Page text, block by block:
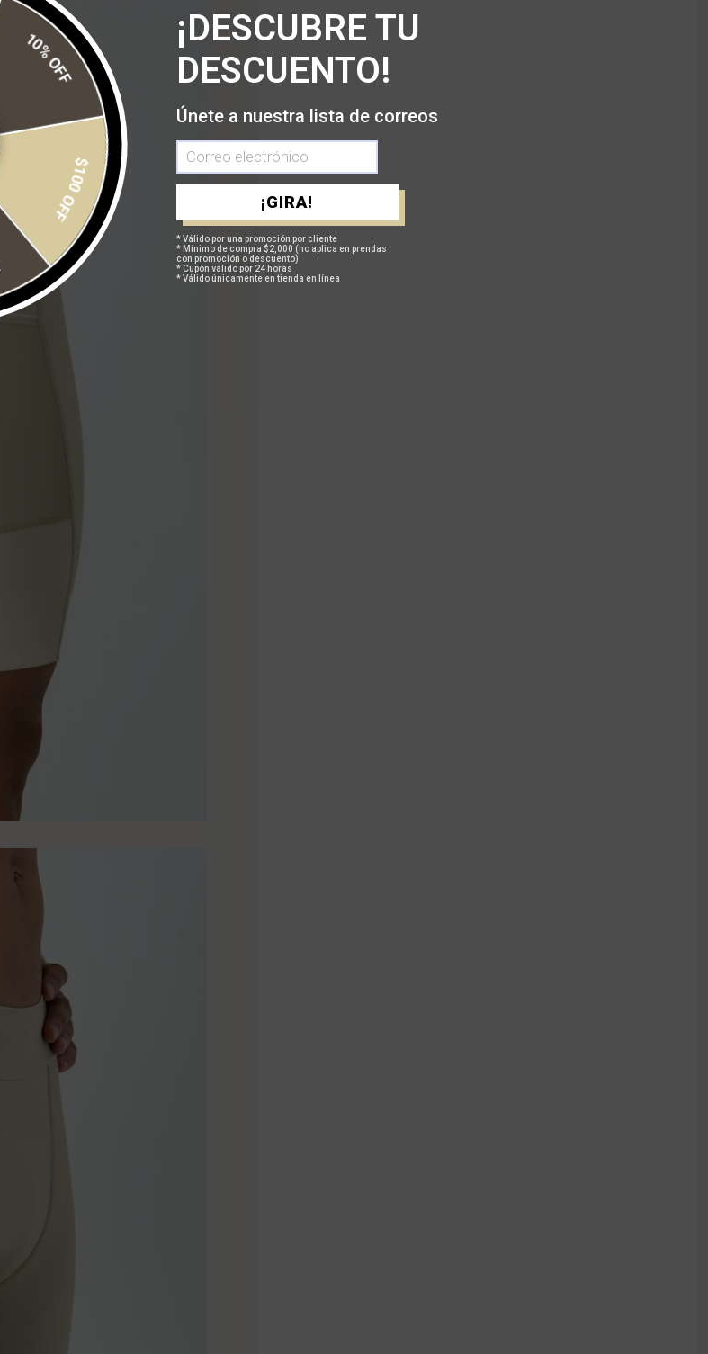
10% OFF
$100 OFF
¡DESCUBRE TU
DESCUENTO!
Únete a nuestra lista de correos
¡GIRA!
* Válido por una promoción por cliente
* Mínimo de compra $2,000 (no aplica en prendas
con promoción o descuento)
* Cupón válido por 24 horas
* Válido únicamente en tienda en línea